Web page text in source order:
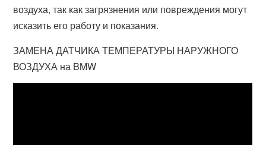
воздуха, так как загрязнения или повреждения могут
исказить его работу и показания.
ЗАМЕНА ДАТЧИКА ТЕМПЕРАТУРЫ НАРУЖНОГО
ВОЗДУХА на BMW